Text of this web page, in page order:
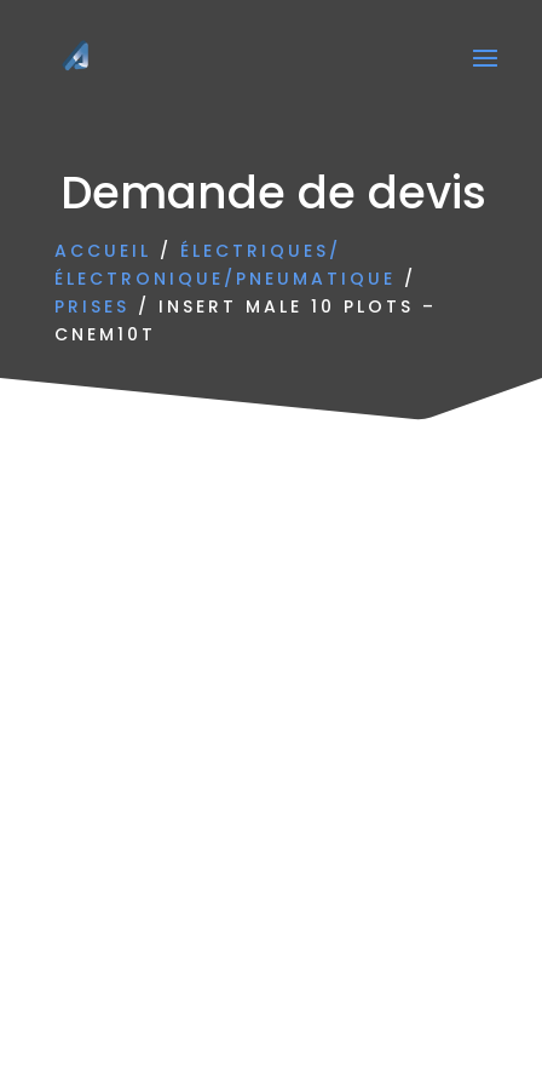
Demande de devis
ACCUEIL / ÉLECTRIQUES/
ÉLECTRONIQUE/PNEUMATIQUE /
PRISES / INSERT MALE 10 PLOTS –
CNEM10T